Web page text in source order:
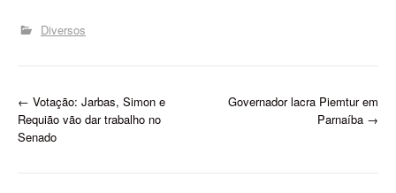
Diversos
P
o
← Votação: Jarbas, Simon e
Requião vão dar trabalho no
Senado
Governador lacra Piemtur em
Parnaíba →